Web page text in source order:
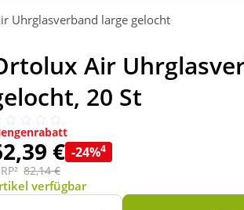
Uhrglasverband large gelocht
Air
20 St
€ -24%4
82,14 €
verfügbar